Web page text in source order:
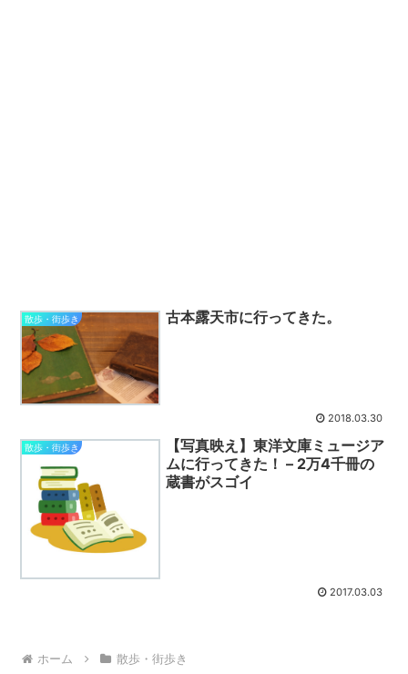
散歩・街歩き 古本露天市に行ってきた。
2018.03.30
散歩・街歩き
【写真映え】東洋文庫ミュージア
ムに行ってきた！ – 2万4千冊の
蔵書がスゴイ
2017.03.03
ホーム 散歩・街歩き